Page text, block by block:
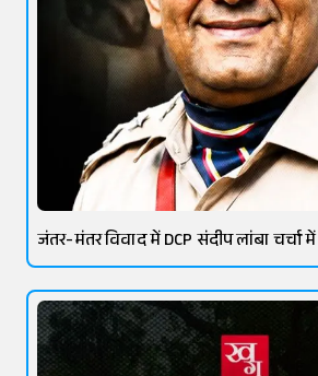
जंतर-मंतर विवाद में DCP संदीप लांबा चर्चा में